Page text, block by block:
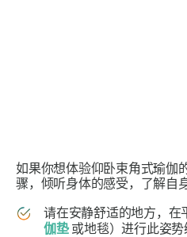
如果你想体验仰卧束角式瑜伽
骤，倾听身体的感受，了解自
请在安静舒适的地方，
伽垫或地毯）进行此姿势